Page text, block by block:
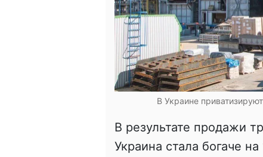
В Украине
В результате продажи
Украина стала богаче